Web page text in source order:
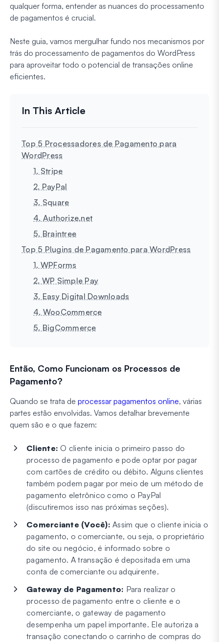
qualquer forma, entender as nuances do processamento
de pagamentos é crucial.
Neste guia, vamos mergulhar fundo nos mecanismos por
trás do processamento de pagamentos do WordPress
para aproveitar todo o potencial de transações online
eficientes.
Top 5 Processadores de Pagamento para
WordPress
1. Stripe
2. PayPal
3. Square
4. Authorize.net
5. Braintree
Top 5 Plugins de Pagamento para WordPress
1. WPForms
2. WP Simple Pay
3. Easy Digital Downloads
4. WooCommerce
5. BigCommerce
Então, Como Funcionam os Processos de
Pagamento?
Quando se trata de processar pagamentos online, várias
partes estão envolvidas. Vamos detalhar brevemente
quem são e o que fazem:
Cliente: O cliente inicia o primeiro passo do
processo de pagamento e pode optar por pagar
com cartões de crédito ou débito. Alguns clientes
também podem pagar por meio de um método de
pagamento eletrônico como o PayPal
(discutiremos isso nas próximas seções).
Comerciante (Você): Assim que o cliente inicia o
pagamento, o comerciante, ou seja, o proprietário
do site ou negócio, é informado sobre o
pagamento. A transação é depositada em uma
conta de comerciante ou adquirente.
Gateway de Pagamento: Para realizar o
processo de pagamento entre o cliente e o
comerciante, o gateway de pagamento
desempenha um papel importante. Ele autoriza a
transação conectando o carrinho de compras do